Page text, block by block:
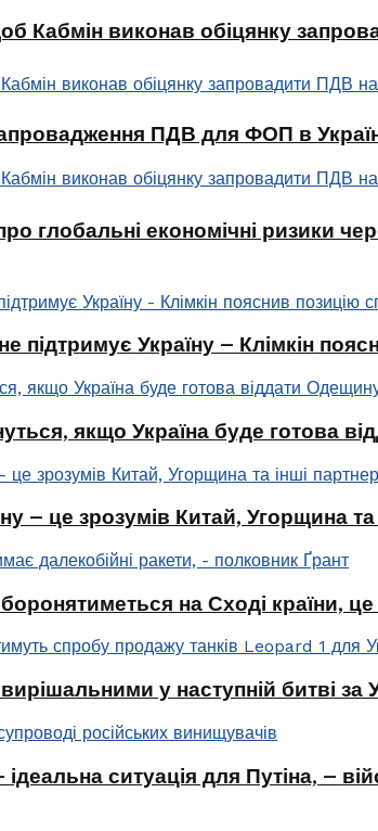
Кабмін виконав обіцянку
ПДВ для ФОП в
глобальні економічні ризики
підтримує Україну – Клімкін
якщо Україна буде готова
– це зрозумів Китай, Угорщина
на Сході країни,
у наступній битві за
ситуація для Путіна, –